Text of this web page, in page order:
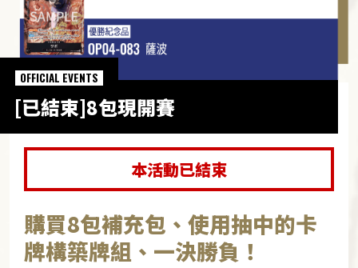
[已結束]8包現開賽
OFFICIAL EVENTS
本活動已結束
購買8包補充包、使用抽中的卡
牌構築牌組、一決勝負！